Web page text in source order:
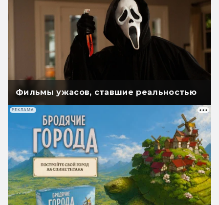
Фильмы ужасов, ставшие реальностью
РЕКЛАМА